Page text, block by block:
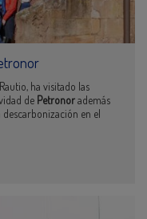
ha visitado las
de Petronorademás
en el